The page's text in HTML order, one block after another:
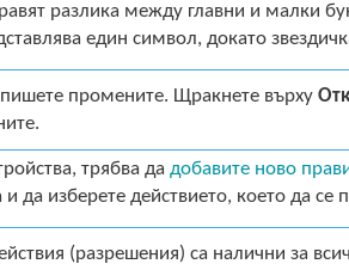
разлика между главни и малки
един символ, докато
промените. Щракнете върху
трябва дадобавите ново
и да изберете действието, което да се
(разрешения) са налични за